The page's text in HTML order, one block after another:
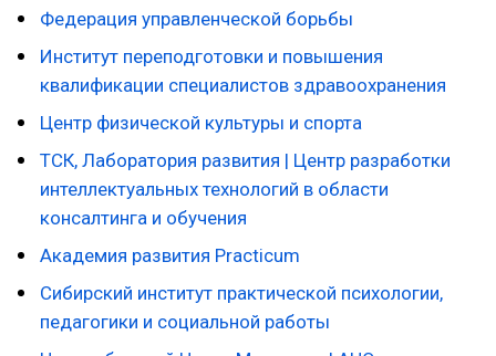
Федерация управленческой борьбы
Институт переподготовки и повышения
квалификации специалистов здравоохранения
Центр физической культуры и спорта
ТСК, Лаборатория развития | Центр разработки
интеллектуальных технологий в области
консалтинга и обучения
Академия развития Practicum
Сибирский институт практической психологии,
педагогики и социальной работы